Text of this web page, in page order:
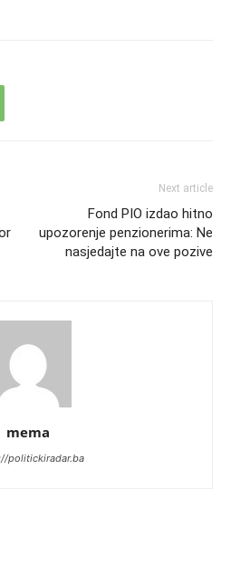
Next article
Fond PIO izdao hitno
upozorenje penzionerima: Ne
nasjedajte na ove pozive
mema
politickiradar.ba